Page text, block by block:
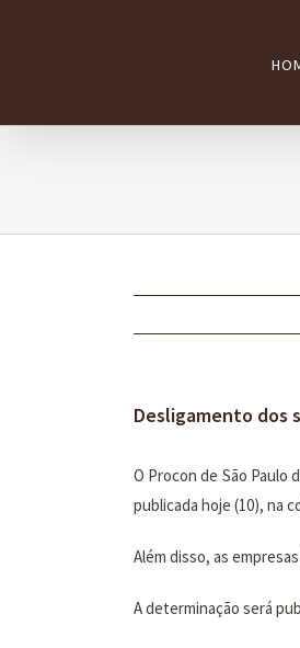
Desligamento dos
O Procon de São Paulo
publicada hoje (10), na
Além disso, as
A determinação será